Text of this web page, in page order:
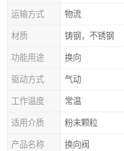
运输方式 物流
材质 铸钢，不锈钢
功能用途 换向
驱动方式 气动
工作温度 常温
适用介质 粉末颗粒
产品名称 换向阀